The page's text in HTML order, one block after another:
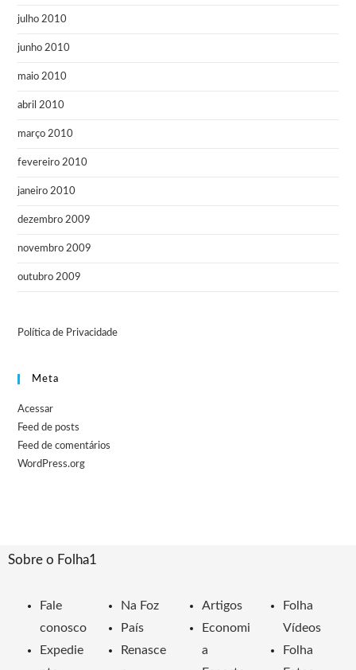
julho 2010
junho 2010
maio 2010
abril 2010
março 2010
fevereiro 2010
janeiro 2010
dezembro 2009
novembro 2009
outubro 2009
Política de Privacidade
Meta
Acessar
Feed de posts
Feed de comentários
WordPress.org
Sobre o Folha1
Fale
conosco
Expedie
Na Foz
País
Renasce
Artigos
Economi
a
Folha
Vídeos
Folha